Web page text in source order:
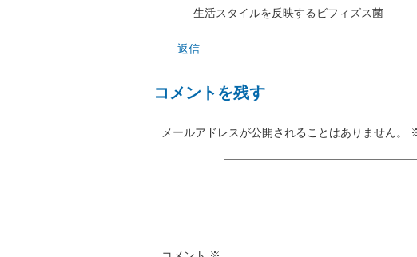
生活スタイルを反映するビフィズス菌
返信
コメントを残す
メールアドレスが公開されることはありません。